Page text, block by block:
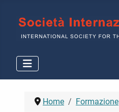
Home Formazione